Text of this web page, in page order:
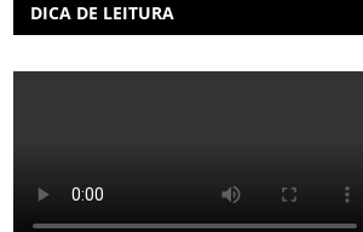
DICA DE LEITURA